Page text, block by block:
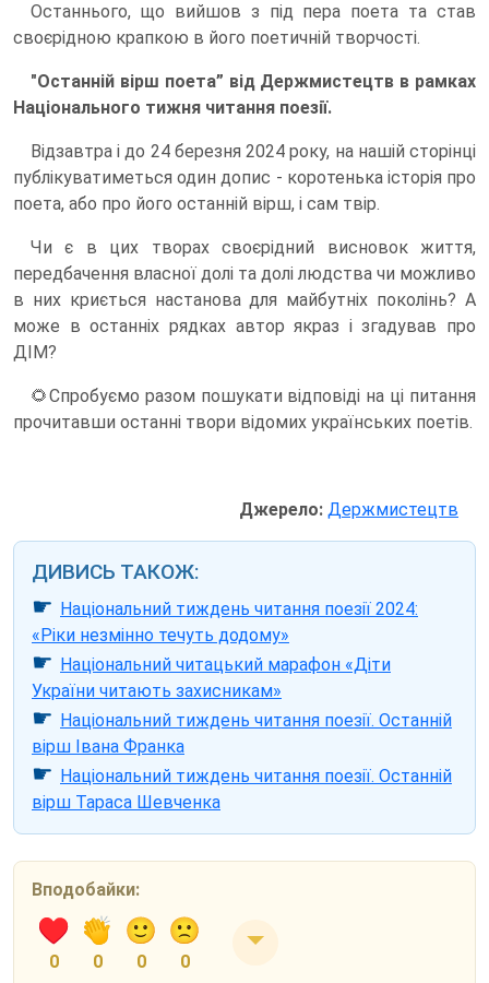
Останнього, що вийшов з під пера поета та став
своєрідною крапкою в його поетичній творчості.
"Останній вірш поета” від Держмистецтв в рамках
Національного тижня читання поезії.
Відзавтра і до 24 березня 2024 року, на нашій сторінці
публікуватиметься один допис - коротенька історія про
поета, або про його останній вірш, і сам твір.
Чи є в цих творах своєрідний висновок життя,
передбачення власної долі та долі людства чи можливо
в них криється настанова для майбутніх поколінь? А
може в останніх рядках автор якраз і згадував про
ДІМ?
🌻Спробуємо разом пошукати відповіді на ці питання
прочитавши останні твори відомих українських поетів.
Джерело: Держмистецтв
ДИВИСЬ ТАКОЖ:
☛ Національний тиждень читання поезії 2024:
«Ріки незмінно течуть додому»
☛ Національний читацький марафон «Діти
України читають захисникам»
☛ Національний тиждень читання поезії. Останній
вірш Івана Франка
☛ Національний тиждень читання поезії. Останній
вірш Тараса Шевченка
Вподобайки:
0 0 0 0